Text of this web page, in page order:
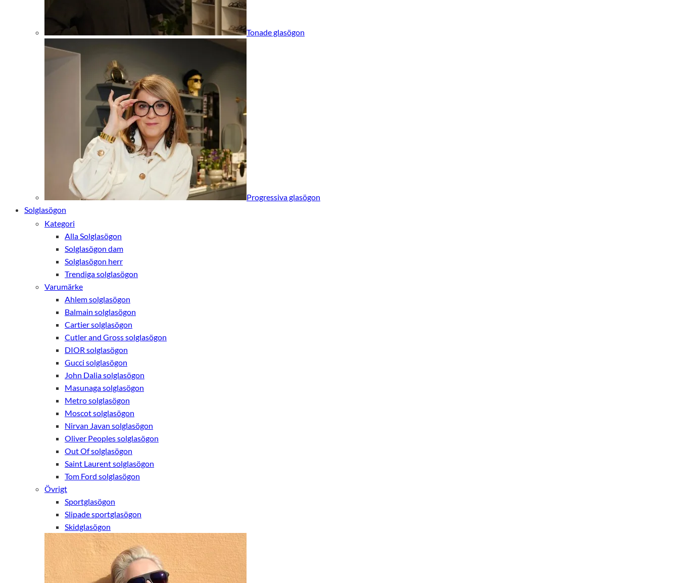
Tonade glasögon
Progressiva glasögon
Solglasögon
Kategori
Alla Solglasögon
Solglasögon dam
Solglasögon herr
Trendiga solglasögon
Varumärke
Ahlem solglasögon
Balmain solglasögon
Cartier solglasögon
Cutler and Gross solglasögon
DIOR solglasögon
Gucci solglasögon
John Dalia solglasögon
Masunaga solglasögon
Metro solglasögon
Moscot solglasögon
Nirvan Javan solglasögon
Oliver Peoples solglasögon
Out Of solglasögon
Saint Laurent solglasögon
Tom Ford solglasögon
Övrigt
Sportglasögon
Slipade sportglasögon
Skidglasögon